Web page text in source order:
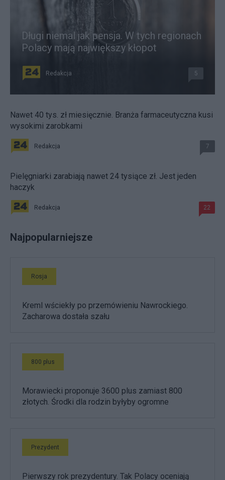
Długi niemal jak pensja. W tych regionach
Polacy mają największy kłopot
Redakcja 5
Nawet 40 tys. zł miesięcznie. Branża farmaceutyczna kusi
wysokimi zarobkami
Redakcja 7
Pielęgniarki zarabiają nawet 24 tysiące zł. Jest jeden
haczyk
Redakcja 22
Najpopularniejsze
Rosja
Kreml wściekły po przemówieniu Nawrockiego.
Zacharowa dostała szału
800 plus
Morawiecki proponuje 3600 plus zamiast 800
złotych. Środki dla rodzin byłyby ogromne
Prezydent
Pierwszy rok prezydentury. Tak Polacy oceniają